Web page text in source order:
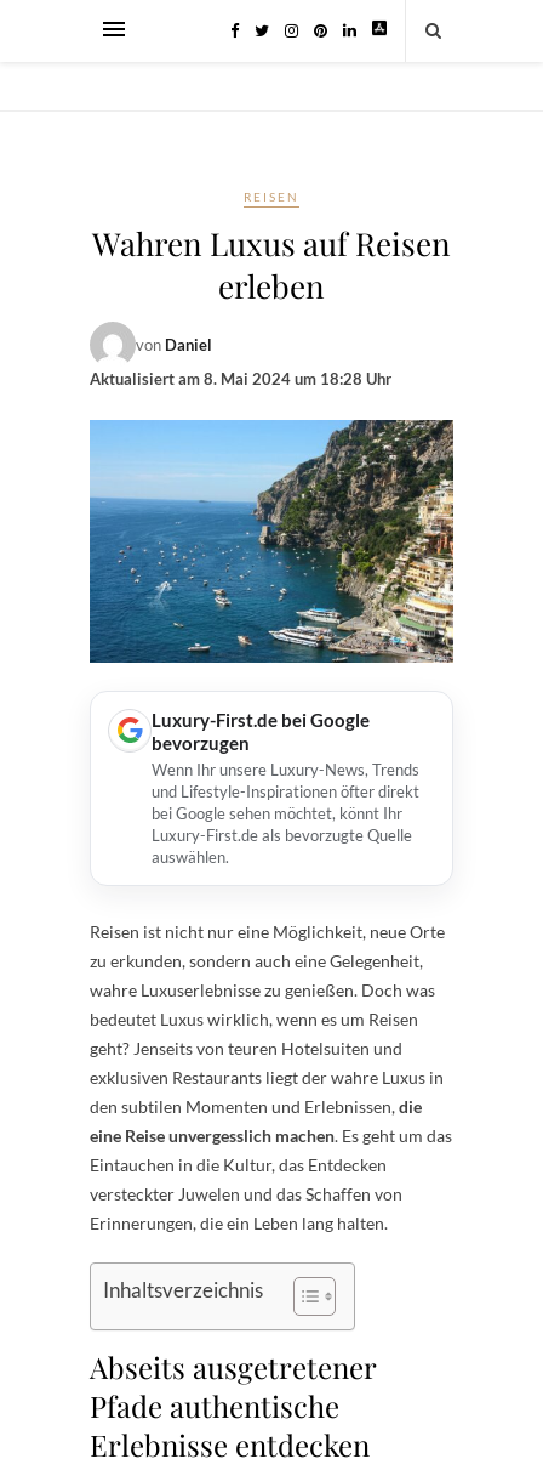
REISEN
Wahren Luxus auf Reisen
erleben
von Daniel
Aktualisiert am8. Mai 2024 um 18:28 Uhr
Luxury-First.de bei Google
bevorzugen
Wenn Ihr unsere Luxury-News, Trends
und Lifestyle-Inspirationen öfter direkt
bei Google sehen möchtet, könnt Ihr
Luxury-First.de als bevorzugte Quelle
auswählen.
Reisen ist nicht nur eine Möglichkeit, neue Orte
zu erkunden, sondern auch eine Gelegenheit,
wahre Luxuserlebnisse zu genießen. Doch was
bedeutet Luxus wirklich, wenn es um Reisen
geht? Jenseits von teuren Hotelsuiten und
exklusiven Restaurants liegt der wahre Luxus in
den subtilen Momenten und Erlebnissen,die
eine Reise unvergesslich machen. Es geht um das
Eintauchen in die Kultur, das Entdecken
versteckter Juwelen und das Schaffen von
Erinnerungen, die ein Leben lang halten.
Inhaltsverzeichnis
Abseits ausgetretener
Pfade authentische
Erlebnisse entdecken